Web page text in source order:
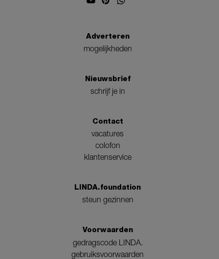
Adverteren
mogelijkheden
Nieuwsbrief
schrijf je in
Contact
vacatures
colofon
klantenservice
LINDA.foundation
steun gezinnen
Voorwaarden
gedragscode LINDA.
gebruiksvoorwaarden